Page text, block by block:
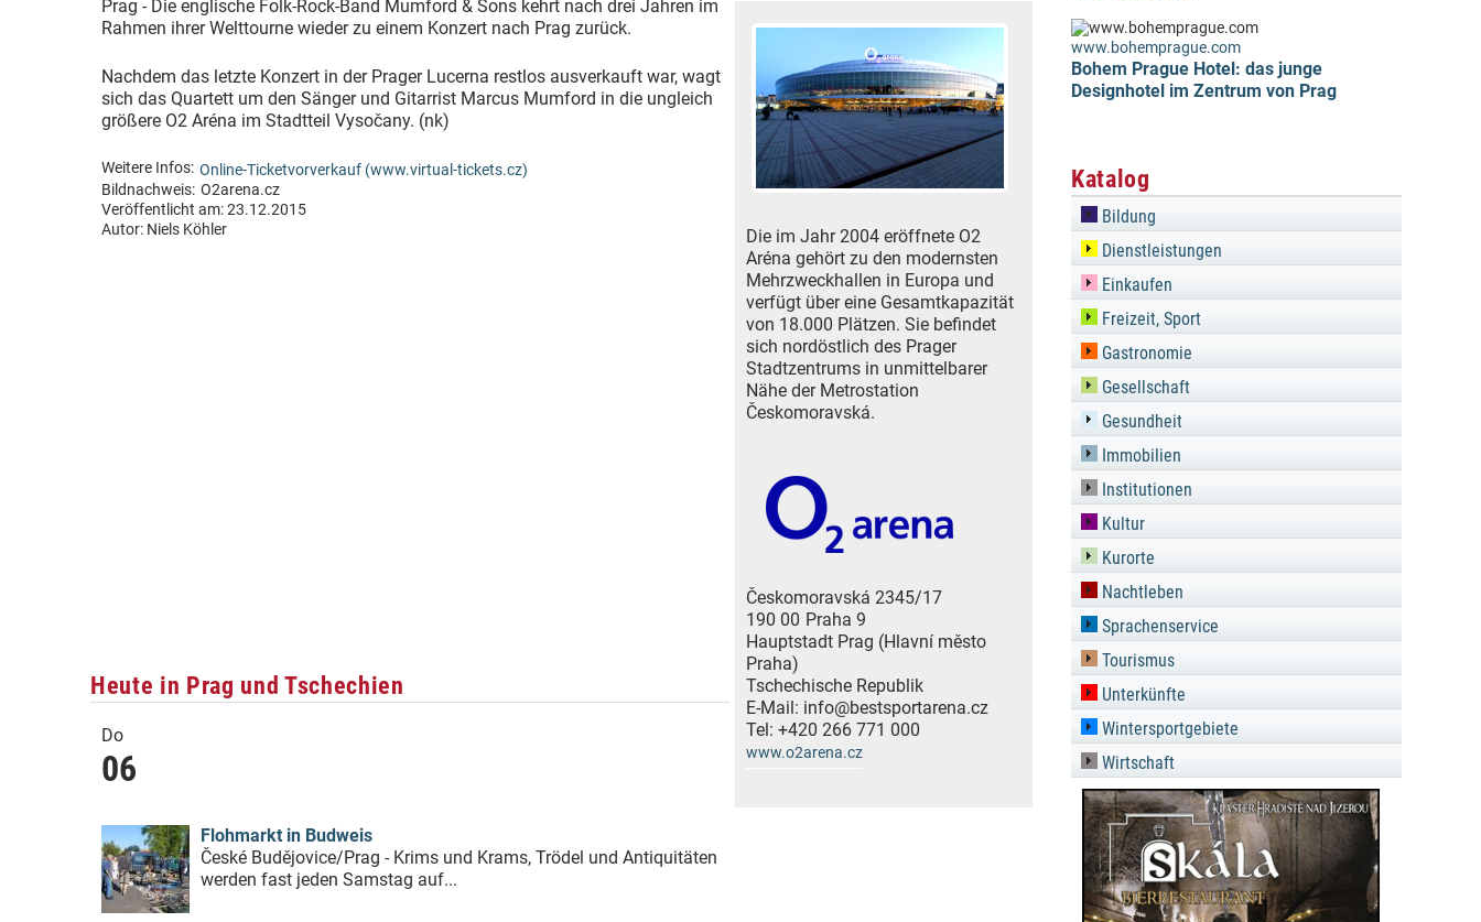
Prag - Die englische Folk-Rock-Band Mumford & Sons kehrt nach drei Jahren im
Rahmen ihrer Welttourne wieder zu einem Konzert nach Prag zurück.
Nachdem das letzte Konzert in der Prager Lucerna restlos ausverkauft war, wagt
sich das Quartett um den Sänger und Gitarrist Marcus Mumford in die ungleich
größere O2 Aréna im Stadtteil Vysočany. (nk)
Weitere Infos: Online-Ticketvorverkauf (www.virtual-tickets.cz)
Bildnachweis: O2arena.cz
Veröffentlicht am: 23.12.2015
Autor: Niels Köhler
Heute in Prag und Tschechien
Do
06
Flohmarkt in Budweis
České Budějovice/Prag - Krims und Krams, Trödel und Antiquitäten
werden fast jeden Samstag auf...
Die im Jahr 2004 eröffnete O2
Aréna gehört zu den modernsten
Mehrzweckhallen in Europa und
verfügt über eine Gesamtkapazität
von 18.000 Plätzen. Sie befindet
sich nordöstlich des Prager
Stadtzentrums in unmittelbarer
Nähe der Metrostation
Českomoravská.
Českomoravská 2345/17
190 00 Praha 9
Hauptstadt Prag (Hlavní město
Praha)
Tschechische Republik
E-Mail: info@bestsportarena.cz
Tel: +420 266 771 000
www.o2arena.cz
www.bohemprague.com
Bohem Prague Hotel: das junge
Designhotel im Zentrum von Prag
Katalog
Bildung
Dienstleistungen
Einkaufen
Freizeit, Sport
Gastronomie
Gesellschaft
Gesundheit
Immobilien
Institutionen
Kultur
Kurorte
Nachtleben
Sprachenservice
Tourismus
Unterkünfte
Wintersportgebiete
Wirtschaft